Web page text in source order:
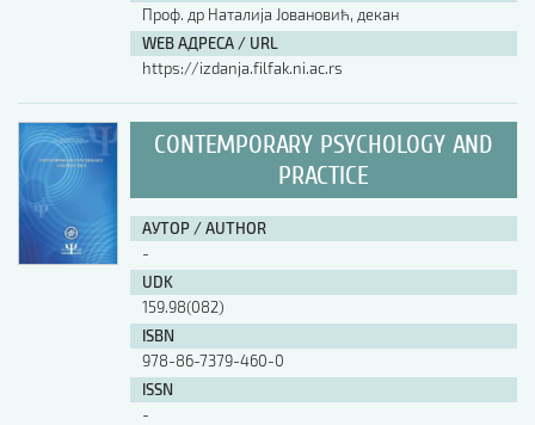
Проф. др Наталија Јовановић, декан
WEB АДРЕСА / URL
https://izdanja.filfak.ni.ac.rs
CONTEMPORARY PSYCHOLOGY AND
PRACTICE
АУТОР / AUTHOR
-
UDK
159.98(082)
ISBN
978-86-7379-460-0
ISSN
-